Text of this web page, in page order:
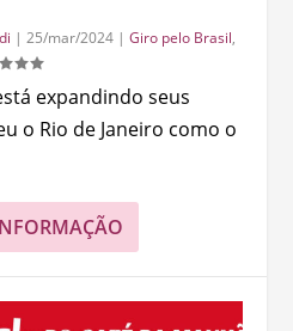
|25/mar/2024 |Giro pelo Brasil,
expandindo seus
o Rio de Janeiro como o